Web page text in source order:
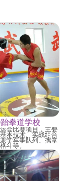
拳道学校
会比赛项目，主要
本技术、实战组合
学军事队列、擒拿
格斗等。